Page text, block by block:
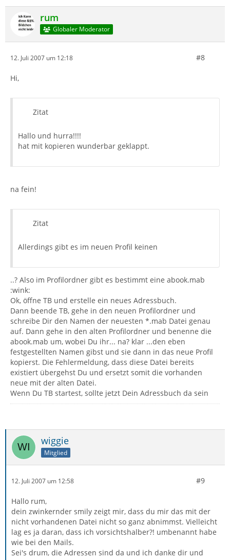
rum
Globaler Moderator
12. Juli 2007 um 12:18 #8
Hi,
Zitat
Hallo und hurra!!!!
hat mit kopieren wunderbar geklappt.
na fein!
Zitat
Allerdings gibt es im neuen Profil keinen
..? Also im Profilordner gibt es bestimmt eine abook.mab
:wink:
Ok, öffne TB und erstelle ein neues Adressbuch.
Dann beende TB, gehe in den neuen Profilordner und
schreibe Dir den Namen der neuesten *.mab Datei genau
auf. Dann gehe in den alten Profilordner und benenne die
abook.mab um, wobei Du ihr... na? klar ...den eben
festgestellten Namen gibst und sie dann in das neue Profil
kopierst. Die Fehlermeldung, dass diese Datei bereits
existiert übergehst Du und ersetzt somit die vorhanden
neue mit der alten Datei.
Wenn Du TB startest, sollte jetzt Dein Adressbuch da sein
wiggie
Mitglied
12. Juli 2007 um 12:58 #9
Hallo rum,
dein zwinkernder smily zeigt mir, dass du mir das mit der
nicht vorhandenen Datei nicht so ganz abnimmst. Vielleicht
lag es ja daran, dass ich vorsichtshalber?! umbenannt habe
wie bei den Mails.
Sei's drum, die Adressen sind da und ich danke dir und